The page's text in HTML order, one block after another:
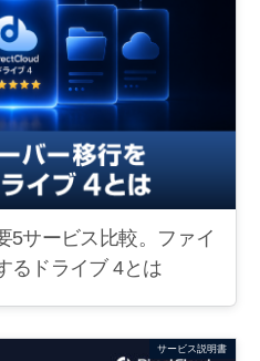
5サービス比較。ファイ
るドライブ 4とは
サービス説明書